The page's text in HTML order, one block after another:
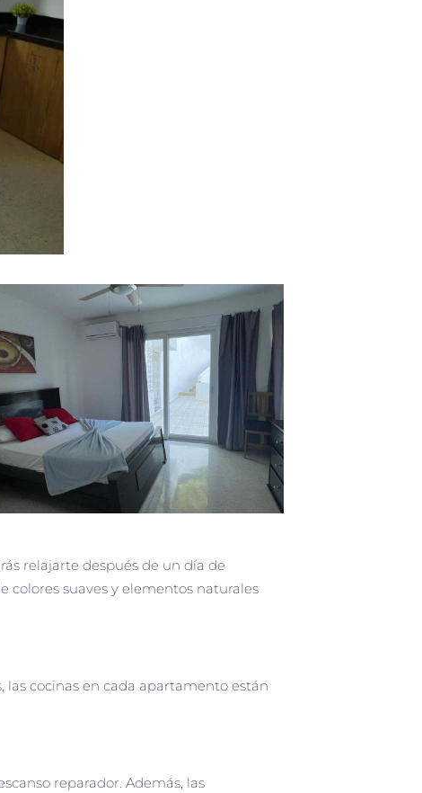
relajarte después de un día de
colores suaves y elementos naturales
las cocinas en cada apartamento están
reparador. Además, las